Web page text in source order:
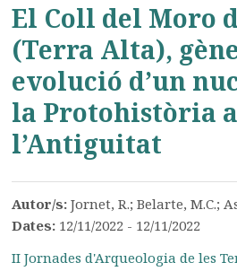
El Coll del Moro
(Terra Alta),
evolució d’un
la Protohistòria a
l’Antiguitat
Autor/s:Jornet, R.; Belarte, M.C.;
Dates: 12/11/2022 - 12/11/2022
II Jornades d'Arqueologia de les